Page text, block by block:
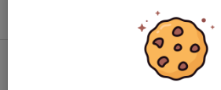
Åby IF - Dagsbergs IF A